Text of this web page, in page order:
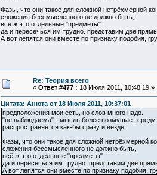
Фазы, что они такое для сложной нетрёхмерной
сложения бессмысленного не должно быть,
всё ж это отдельные "предметы"
да и пересечься им трудно. представим две
А вот лепятся они вместе по признаку подобия,
Re: Теория всего
« Ответ #477 : 18 Июля 2011, 10:48:19 »
Цитата: Анюта от 18 Июля 2011, 10:37:01
предположения мои есть, но слов много надо.
"не наблюдаема" - мысль более возмущает среду
распространяется как-бы сразу и везде.
Фазы, что они такое для сложной нетрёхмерной
сложения бессмысленного не должно быть,
всё ж это отдельные "предметы"
да и пересечься им трудно. представим две
А вот лепятся они вместе по признаку подобия,